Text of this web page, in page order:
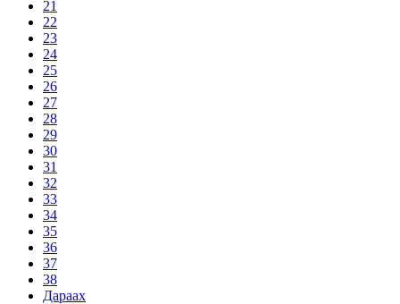
21
22
23
24
25
26
27
28
29
30
31
32
33
34
35
36
37
38
Дараах